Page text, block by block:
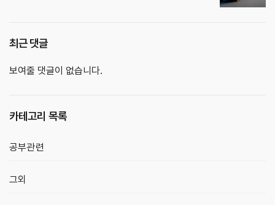
최근 댓글
보여줄 댓글이 없습니다.
카테고리 목록
공부관련
그외